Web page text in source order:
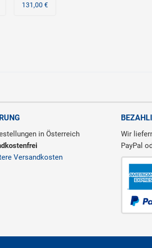
131,00 €
in Österreich
Versandkosten
Wir
PayPal